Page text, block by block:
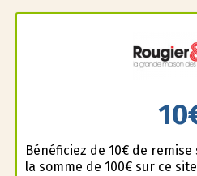
Bénéficiez de 10€ de
la somme de 100€ sur ce